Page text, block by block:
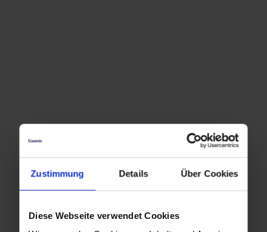
Zustimmung Details Über Cookies
Diese Webseite verwendet Cookies